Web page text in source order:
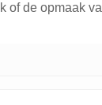
of de opmaak